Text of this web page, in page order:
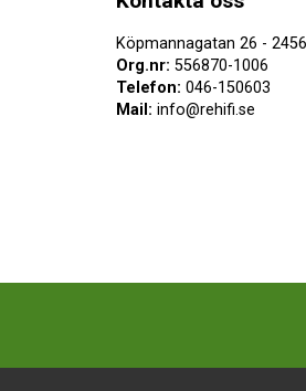
Köpmannagatan 26 -
Org.nr: 556870-1006
Telefon: 046-150603
Mail: info@rehifi.se